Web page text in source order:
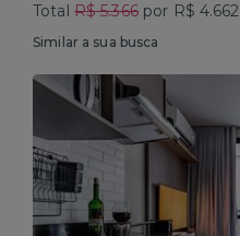
Total R$ 5.366por R$ 4.662
Similar a sua busca